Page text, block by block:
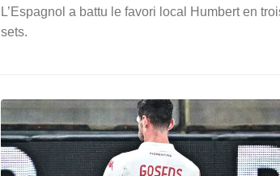
L’Espagnol a battu le favori local Humbert en
sets.